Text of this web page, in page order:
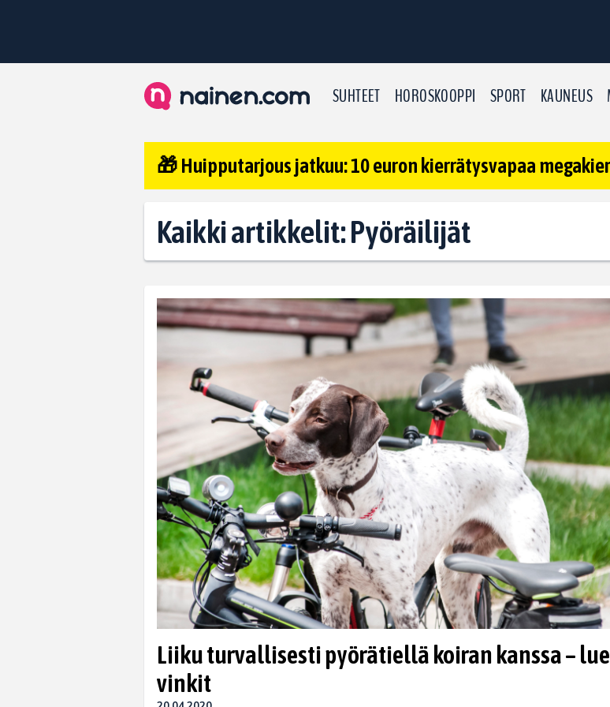
SUHTEET HOROSKOOPPI SPORT KAUNEUS
🎁 Huipputarjous jatkuu: 10 euron kierrätysvapaa
Kaikki artikkelit: Pyöräilijät
Liiku turvallisesti pyörätiellä koiran kanssa – lue
vinkit